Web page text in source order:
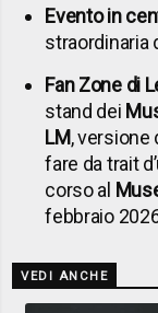
Evento in
straordinaria
Fan Zone di
stand dei
LM, versione
fare da trait
corso al
febbraio
VEDI ANCHE